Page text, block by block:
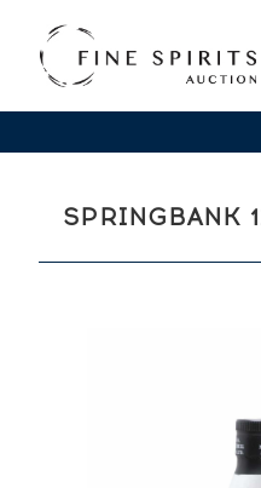
SPRINGBANK